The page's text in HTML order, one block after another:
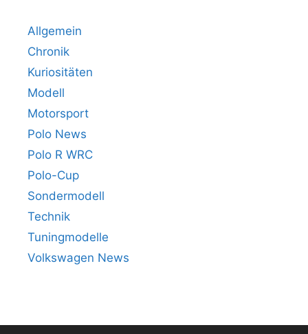
Allgemein
Chronik
Kuriositäten
Modell
Motorsport
Polo News
Polo R WRC
Polo-Cup
Sondermodell
Technik
Tuningmodelle
Volkswagen News